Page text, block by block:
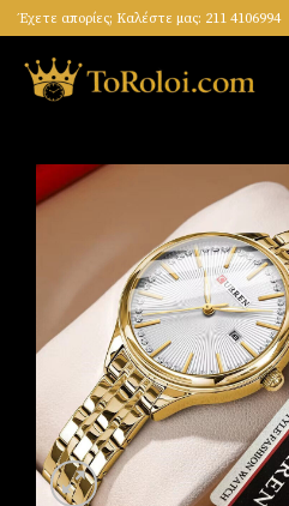
Skip
to
content
Έχετε απορίες; Καλέστε μας: 211 4106994